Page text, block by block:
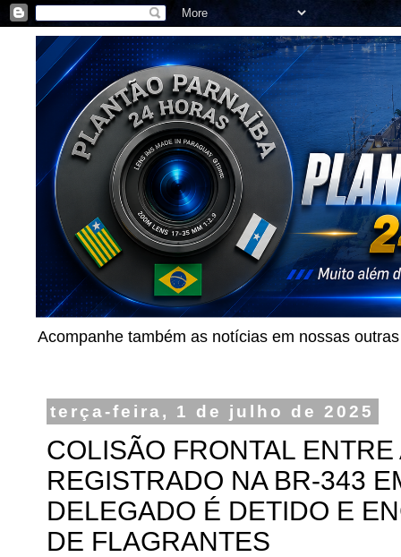
Acompanhe também as notícias em nossas
terça-feira, 1 de julho de 2025
COLISÃO FRONTAL
REGISTRADO NA BR-343
DELEGADO É DETIDO E
DE FLAGRANTES